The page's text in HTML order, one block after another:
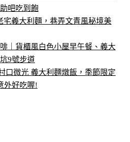
吧吃到飽
宅義大利麵，巷弄文青風秘境美
｜貨櫃風白色小屋早午餐、義大
9號步道
口微光 義大利麵燉飯，季節限定
外好吃喔!